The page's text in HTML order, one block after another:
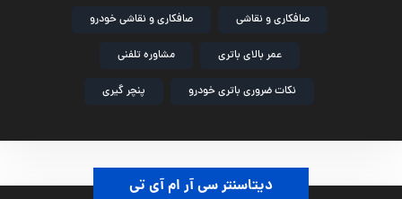
صافکاری و نقاشی صافکاری و نقاشی خودرو
عمر بالای باتری مشاوره تلفنی
نکات ضروری باتری خودرو پنچر گیری
دیتاسنتر سی آر ام آی تی